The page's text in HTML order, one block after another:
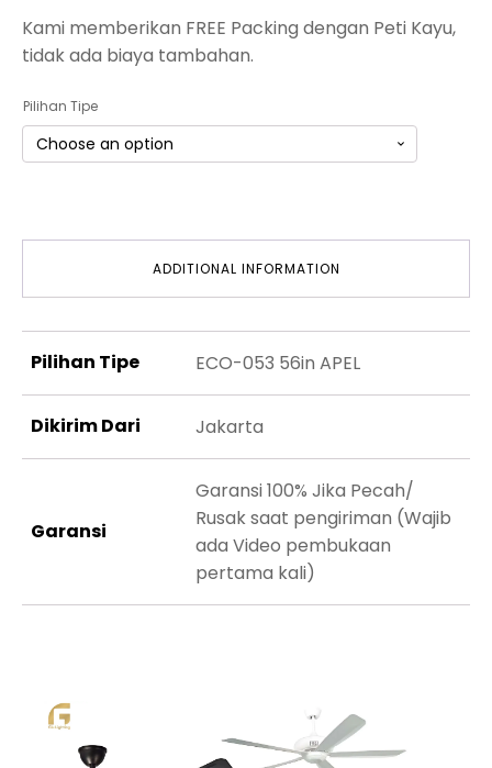
Kami memberikan FREE Packing dengan Peti Kayu,
tidak ada biaya tambahan.
Pilihan Tipe
ADDITIONAL INFORMATION
Pilihan Tipe ECO-053 56in APEL
Dikirim Dari Jakarta
Garansi
Garansi 100% Jika Pecah/
Rusak saat pengiriman (Wajib
ada Video pembukaan
pertama kali)